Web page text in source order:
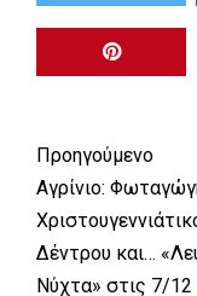
Προηγούμενο
Αγρίνιο:
Δέντρου και…
Νύχτα» στις 7/12